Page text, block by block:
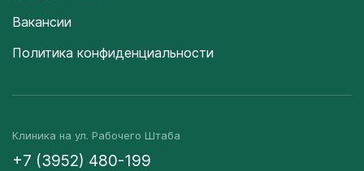
Вакансии
Политика конфиденциальности
Клиника на ул. Рабочего Штаба
+7 (3952) 480-199